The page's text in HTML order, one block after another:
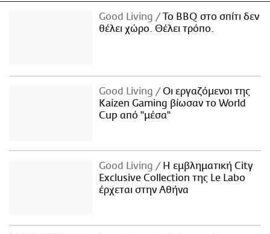
Good Living
Το BBQ στο σπίτι δεν
θέλει χώρο. Θέλει τρόπο.
Good Living
Οι εργαζόμενοι της
Kaizen Gaming βίωσαν το World
Cup από "μέσα"
Good Living
Η εμβληματική City
Exclusive Collection της Le Labo
έρχεται στην Αθήνα